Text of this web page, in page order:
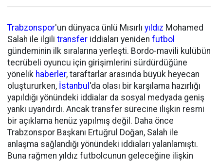
Trabzonspor'un dünyaca ünlü Mısırlı yıldız Mohamed
Salah ile ilgili transfer iddiaları yeniden futbol
gündeminin ilk sıralarına yerleşti. Bordo-mavili kulübün
tecrübeli oyuncu için girişimlerini sürdürdüğüne
yönelik haberler, taraftarlar arasında büyük heyecan
oluştururken, İstanbul 'da olası bir karşılama hazırlığı
yapıldığı yönündeki iddialar da sosyal medyada geniş
yankı uyandırdı. Ancak transfer sürecine ilişkin resmi
bir açıklama henüz yapılmış değil. Daha önce
Trabzonspor Başkanı Ertuğrul Doğan, Salah ile
anlaşma sağlandığı yönündeki iddiaları yalanlamıştı.
Buna rağmen yıldız futbolcunun geleceğine ilişkin